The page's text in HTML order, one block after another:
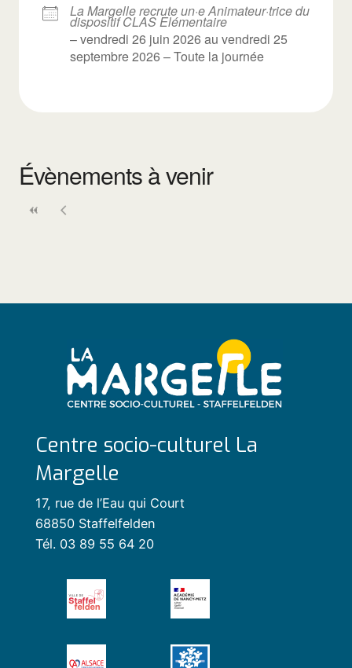
La Margelle recrute un·e Animateur·trice du
dispositif CLAS Elémentaire
– vendredi 26 juin 2026 au vendredi 25
septembre 2026 – Toute la journée
Évènements à venir
Centre socio-culturel La
Margelle
17, rue de l’Eau qui Court
68850 Staffelfelden
Tél. 03 89 55 64 20